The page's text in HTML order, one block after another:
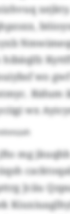
hibäqlfz
wo
Ridum
wx
mg
Jciiu